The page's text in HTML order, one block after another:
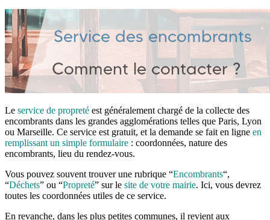
Le service de propreté est généralement chargé de la collecte des
encombrants dans les grandes agglomérations telles que Paris, Lyon
ou Marseille. Ce service est gratuit, et la demande se fait en ligne en
remplissant un simple formulaire : coordonnées, nature des
encombrants, lieu du rendez-vous.
Vous pouvez souvent trouver une rubrique “Encombrants“,
“Déchets” ou “Propreté” sur le site de votre mairie. Ici, vous devrez
toutes les coordonnées utiles de ce service.
En revanche, dans les plus petites communes, il revient aux